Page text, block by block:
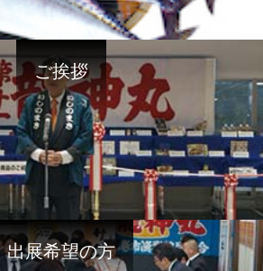
ご挨拶
出展希望の方